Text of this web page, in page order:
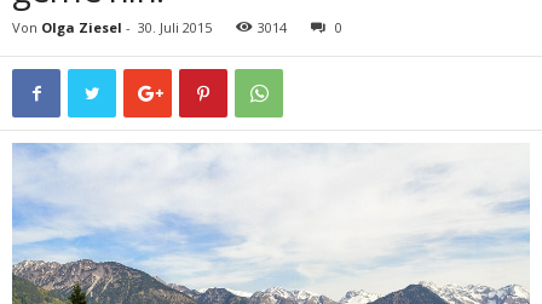
Von Olga Ziesel - 30. Juli 2015 3014 0